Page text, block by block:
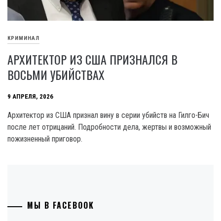
КРИМИНАЛ
АРХИТЕКТОР ИЗ США ПРИЗНАЛСЯ В
ВОСЬМИ УБИЙСТВАХ
9 АПРЕЛЯ, 2026
Архитектор из США признал вину в серии убийств на Гилго-Бич
после лет отрицаний. Подробности дела, жертвы и возможный
пожизненный приговор.
МЫ В FACEBOOK